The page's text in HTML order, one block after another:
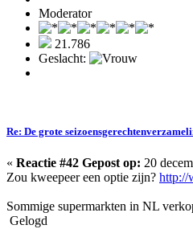
Moderator
21.786
Geslacht:
Re: De grote
« Reactie #42 Gepost op: 20
Zou kweepeer een optie zijn? http://
Sommige supermarkten in NL
Gelogd